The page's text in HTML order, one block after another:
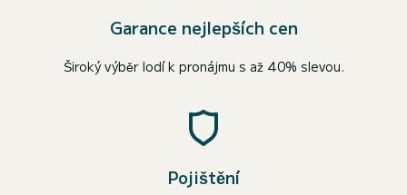
Garance nejlepších cen
Široký výběr lodí k pronájmu s až 40% slevou.
Pojištění